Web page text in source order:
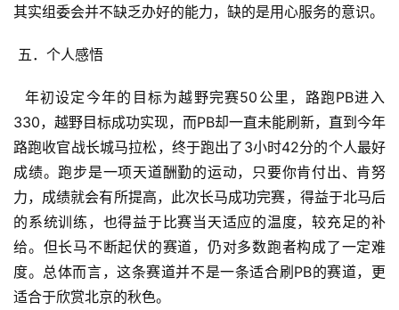
其实组委会并不缺乏办好的能力，缺的是用心服务的意识。
五．个人感悟
330，越野目标成功实现，而PB却一直未能刷新，直到今年
路跑收官战长城马拉松，终于跑出了3小时42分的个人最好
成绩。跑步是一项天道酬勤的运动，只要你肯付出、肯努
力，成绩就会有所提高，此次长马成功完赛，得益于北马后
的系统训练，也得益于比赛当天适应的温度，较充足的补
给。但长马不断起伏的赛道，仍对多数跑者构成了一定难
度。总体而言，这条赛道并不是一条适合刷PB的赛道，更
适合于欣赏北京的秋色。